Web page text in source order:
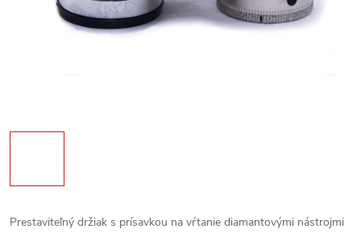
Prestaviteľný držiak s prísavkou na vŕtanie diamantovými nástrojmi